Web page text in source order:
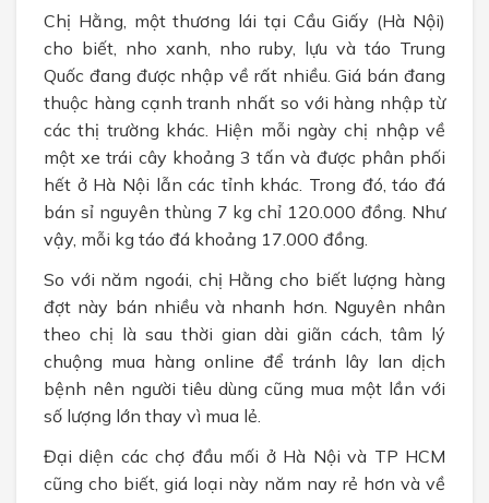
Chị Hằng, một thương lái tại Cầu Giấy (Hà Nội)
cho biết, nho xanh, nho ruby, lựu và táo Trung
Quốc đang được nhập về rất nhiều. Giá bán đang
thuộc hàng cạnh tranh nhất so với hàng nhập từ
các thị trường khác. Hiện mỗi ngày chị nhập về
một xe trái cây khoảng 3 tấn và được phân phối
hết ở Hà Nội lẫn các tỉnh khác. Trong đó, táo đá
bán sỉ nguyên thùng 7 kg chỉ 120.000 đồng. Như
vậy, mỗi kg táo đá khoảng 17.000 đồng.
So với năm ngoái, chị Hằng cho biết lượng hàng
đợt này bán nhiều và nhanh hơn. Nguyên nhân
theo chị là sau thời gian dài giãn cách, tâm lý
chuộng mua hàng online để tránh lây lan dịch
bệnh nên người tiêu dùng cũng mua một lần với
số lượng lớn thay vì mua lẻ.
Đại diện các chợ đầu mối ở Hà Nội và TP HCM
cũng cho biết, giá loại này năm nay rẻ hơn và về